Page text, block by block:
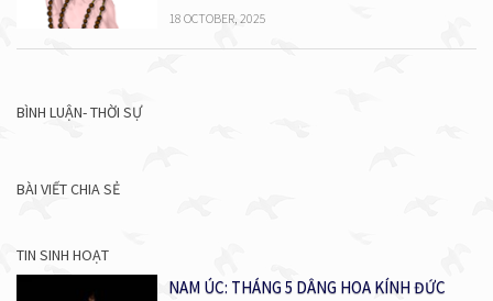
18 OCTOBER, 2025
BÌNH LUẬN- THỜI SỰ
BÀI VIẾT CHIA SẺ
TIN SINH HOẠT
NAM ÚC: THÁNG 5 DÂNG HOA KÍNH ĐỨC